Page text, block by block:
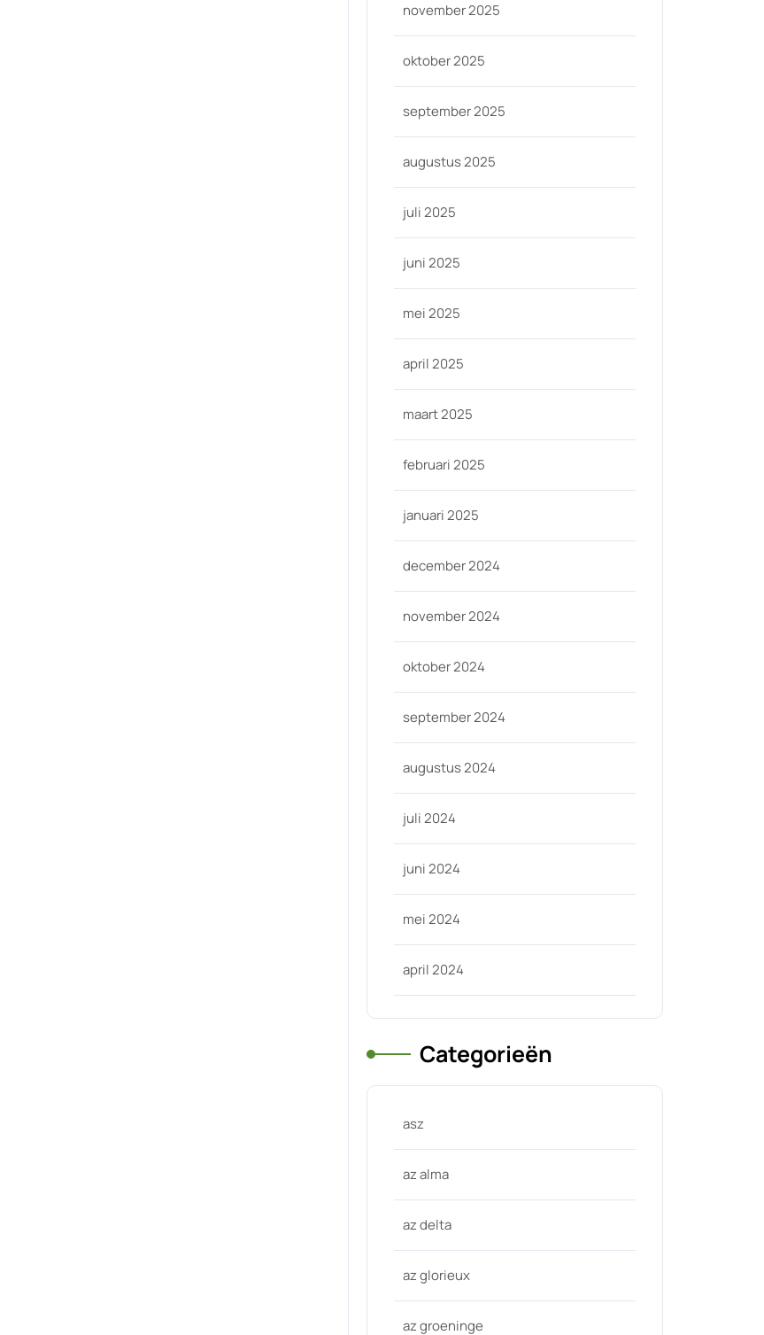
november 2025
oktober 2025
september 2025
augustus 2025
juli 2025
juni 2025
mei 2025
april 2025
maart 2025
februari 2025
januari 2025
december 2024
november 2024
oktober 2024
september 2024
augustus 2024
juli 2024
juni 2024
mei 2024
april 2024
Categorieën
asz
az alma
az delta
az glorieux
az groeninge